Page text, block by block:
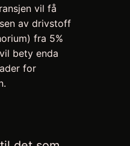
vil få
av drivstoff
fra 5%
bety enda
for